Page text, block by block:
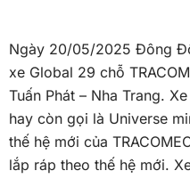
Ngày 20/05/2025 Đông
xe Global 29 chỗ
Tuấn Phát – Nha Trang.
hay còn gọi là Universe
thế hệ mới của
lắp ráp theo thế hệ mới.